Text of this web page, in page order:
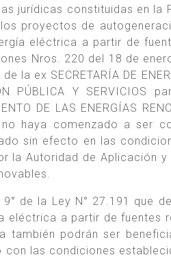
jurídicas constituidas en la
proyectos de
eléctrica a partir de
Nros. 220 del 18 de
la ex SECRETARÍA DE
PÚBLICA Y SERVICIOS
DE LAS ENERGÍAS
haya comenzado a ser
sin efecto en las
la Autoridad de Aplicación
de la Ley N° 27.191 que
eléctrica a partir de fuentes
podrán ser
con las condiciones